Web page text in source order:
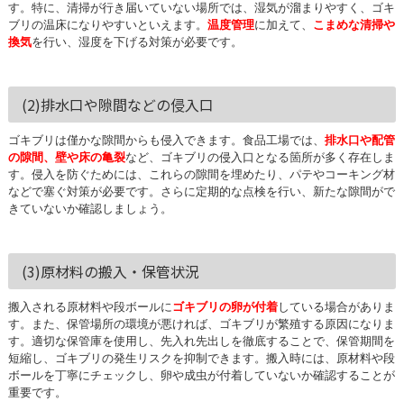
す。特に、清掃が行き届いていない場所では、湿気が溜まりやすく、ゴキ
ブリの温床になりやすいといえます。 温度管理に加えて、 こまめな清掃や
換気を行い、湿度を下げる対策が必要です。
(2)排水口や隙間などの侵入口
ゴキブリは僅かな隙間からも侵入できます。食品工場では、 排水口や配管
の隙間、壁や床の亀裂など、ゴキブリの侵入口となる箇所が多く存在しま
す。侵入を防ぐためには、これらの隙間を埋めたり、パテやコーキング材
などで塞ぐ対策が必要です。さらに定期的な点検を行い、新たな隙間がで
きていないか確認しましょう。
(3)原材料の搬入・保管状況
搬入される原材料や段ボールにゴキブリの卵が付着している場合がありま
す。また、保管場所の環境が悪ければ、ゴキブリが繁殖する原因になりま
す。適切な保管庫を使用し、先入れ先出しを徹底することで、保管期間を
短縮し、ゴキブリの発生リスクを抑制できます。搬入時には、原材料や段
ボールを丁寧にチェックし、卵や成虫が付着していないか確認することが
重要です。